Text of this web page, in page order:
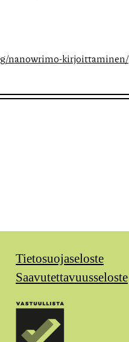
nanowrimo-kirjoittaminen/
Tietosuojaseloste
Saavutettavuusseloste